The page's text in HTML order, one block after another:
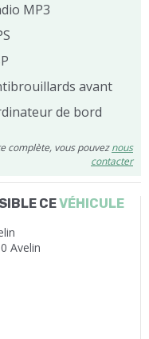
MP3
avant
de bord
complète, vous pouveznous
contacter
CEVÉHICULE
Avelin